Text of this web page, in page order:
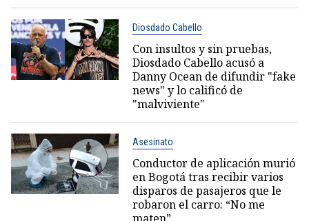
Diosdado Cabello
Con insultos y sin pruebas,
Diosdado Cabello acusó a
Danny Ocean de difundir "fake
news" y lo calificó de
"malviviente"
Asesinato
Conductor de aplicación murió
en Bogotá tras recibir varios
disparos de pasajeros que le
robaron el carro: “No me